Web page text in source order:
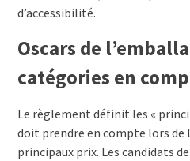
d’accessibilité.
Oscars de
catégories en
Le règlement définit les «
doit prendre en compte lors de
principaux prix. Les candidats